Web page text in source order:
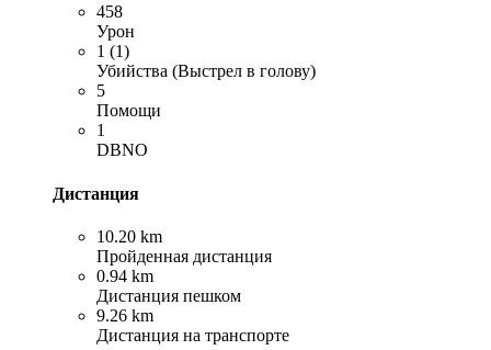
458
Урон
1 (1)
Убийства (Выстрел в голову)
5
Помощи
1
DBNO
Дистанция
10.20 km
Пройденная дистанция
0.94 km
Дистанция пешком
9.26 km
Дистанция на транспорте